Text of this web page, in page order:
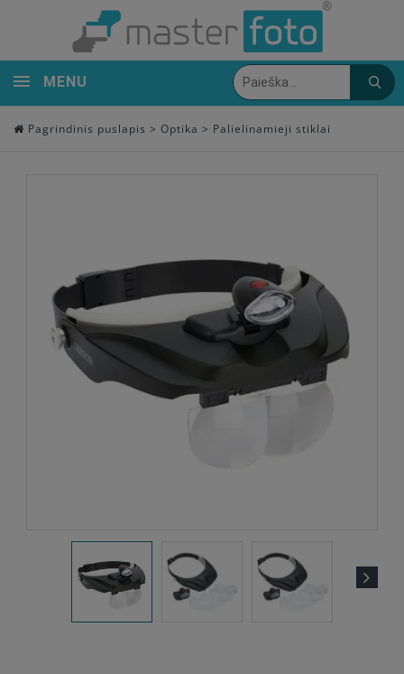
MENU
Pagrindinis puslapis > Optika > Palielinamieji stiklai